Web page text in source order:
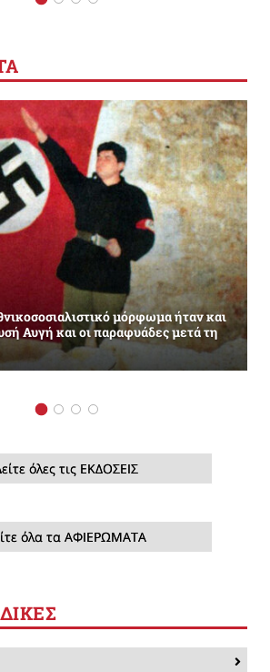
μόρφωμα ήταν και
Αυγή και οι παραφυάδες μετά τη
όλες τις ΕΚΔΟΣΕΙΣ
όλα τα ΑΦΙΕΡΩΜΑΤΑ